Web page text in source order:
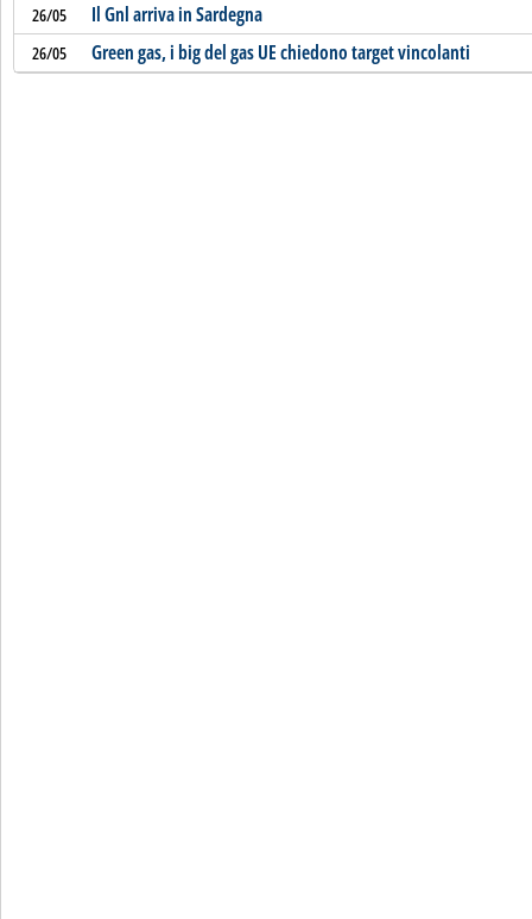
26/05 Il Gnl arriva in Sardegna
26/05 Green gas, i big del gas UE chiedono target vincolanti